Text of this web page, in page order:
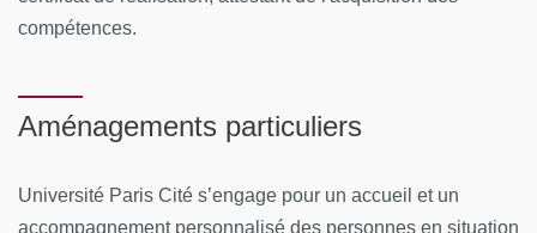
MOYENS PÉDAGOGIQUES ET TECHNIQUES
Équipe pédagogique
J.M. Correas ; J. Moroch, E. Comperat ; F. Cornelis ; C.
Dariane, A. Mejean ; D. Eiss
compétences.
Aménagements particuliers
Université Paris Cité s’engage pour un accueil et un
accompagnement personnalisé des personnes en situation